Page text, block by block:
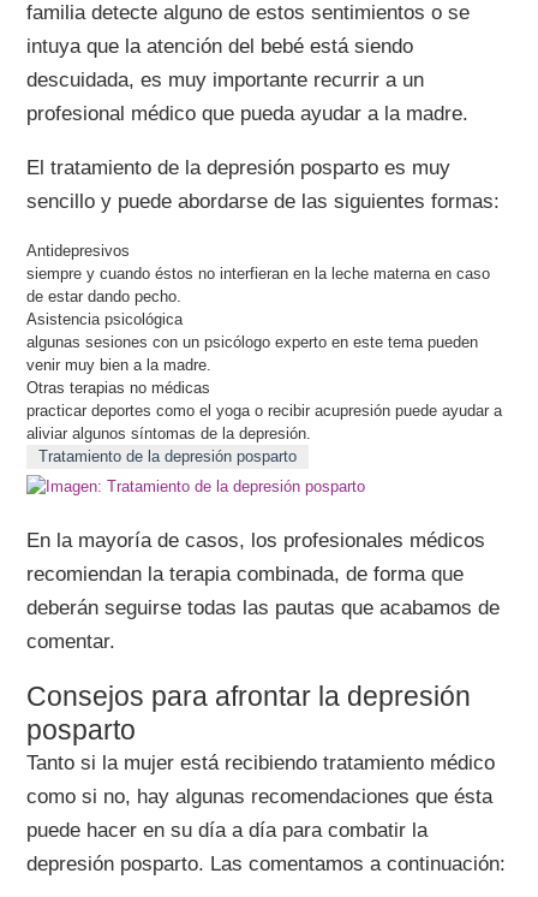
familia detecte alguno de estos sentimientos o se
intuya que la atención del bebé está siendo
descuidada, es muy importante recurrir a un
profesional médico que pueda ayudar a la madre.
El tratamiento de la depresión posparto es muy
sencillo y puede abordarse de las siguientes formas:
Antidepresivos
siempre y cuando éstos no interfieran en la leche materna en caso
de estar dando pecho.
Asistencia psicológica
algunas sesiones con un psicólogo experto en este tema pueden
venir muy bien a la madre.
Otras terapias no médicas
practicar deportes como el yoga o recibir acupresión puede ayudar a
aliviar algunos síntomas de la depresión.
Tratamiento de la depresión posparto
En la mayoría de casos, los profesionales médicos
recomiendan la terapia combinada, de forma que
deberán seguirse todas las pautas que acabamos de
comentar.
Consejos para afrontar la depresión
posparto
Tanto si la mujer está recibiendo tratamiento médico
como si no, hay algunas recomendaciones que ésta
puede hacer en su día a día para combatir la
depresión posparto. Las comentamos a continuación: